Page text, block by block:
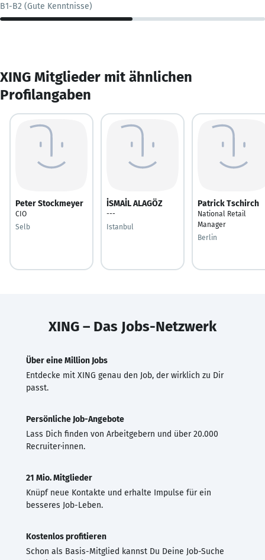
B1-B2 (Gute Kenntnisse)
XING Mitglieder mit ähnlichen
Profilangaben
Peter Stockmeyer
CIO
Selb
İSMAİL ALAGÖZ
---
Istanbul
Patrick Tschirch
National Retail
Manager
Berlin
XING – Das Jobs-Netzwerk
Über eine Million Jobs
Entdecke mit XING genau den Job, der wirklich zu Dir
passt.
Persönliche Job-Angebote
Lass Dich finden von Arbeitgebern und über 20.000
Recruiter·innen.
21 Mio. Mitglieder
Knüpf neue Kontakte und erhalte Impulse für ein
besseres Job-Leben.
Kostenlos profitieren
Schon als Basis-Mitglied kannst Du Deine Job-Suche